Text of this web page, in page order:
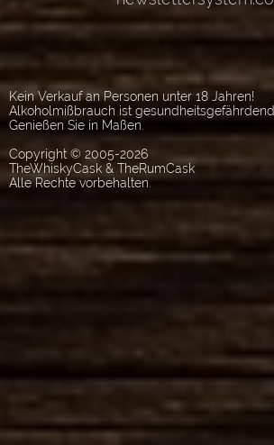
Kein Verkauf an Personen unter 18 Jahren!
Alkoholmißbrauch ist gesundheitsgefährdend.
Genießen Sie in Maßen.
Copyright © 2005-2026
TheWhiskyCask & TheRumCask
Alle Rechte vorbehalten.